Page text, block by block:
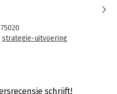
echte verhalen,
tools neemt de auteur je
emoties en vaak
die individueel en
strategie-uitvoering
schrijft!